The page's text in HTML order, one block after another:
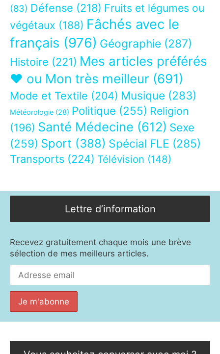
(83) Défense (218) Fruits et légumes ou
végétaux (188) Fâchés avec le
français (976) Géographie (287)
Histoire (221) Mes articles préférés
❤ ou Mon très meilleur (691)
Mode et Textile (204) Musique (283)
Météorologie (28) Politique (255) Religion
(196) Santé Médecine (612) Sexe
(259) Sport (388) Spécial FLE (285)
Transports (224) Télévision (148)
Lettre d’information
Recevez gratuitement chaque mois une brève
sélection de mes meilleurs articles.